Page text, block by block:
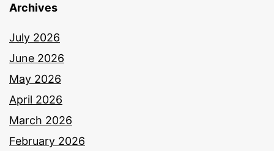
Archives
July 2026
June 2026
May 2026
April 2026
March 2026
February 2026